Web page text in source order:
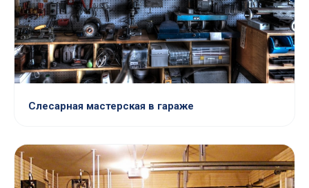
Слесарная мастерская в гараже